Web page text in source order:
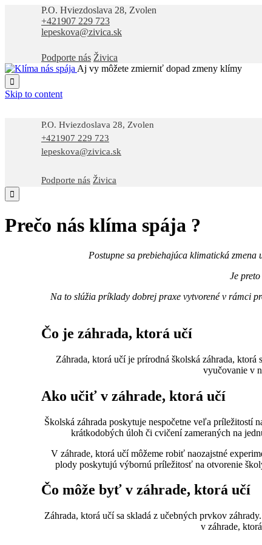
P.O. Hviezdoslava 28, Zvolen
+421907 229 723
lepeskova@zivica.sk
Podporte nás Živica
Aj vy môžete zmierniť dopad zmeny klímy

Skip to content
P.O. Hviezdoslava 28, Zvolen
+421907 229 723
lepeskova@zivica.sk
Podporte nás Živica

Prečo nás klíma spája ?
Postupne sa prebiehajúca klimatická
Je
Na to slúžia príklady dobrej praxe vytvorené v rámci
Čo je záhrada, ktorá učí
Záhrada, ktorá učí je prírodná školská záhrada,
vyučovanie v
Ako učiť v záhrade, ktorá učí
Školská záhrada poskytuje nespočetne veľa príležitostí
krátkodobých úloh či cvičení zameraných na
V záhrade, ktorá učí môžeme robiť naozajstné
plody poskytujú výbornú príležitosť na otvorenie
Čo môže byť v záhrade, ktorá učí
Záhrada, ktorá učí sa skladá z učebných prvkov
v záhrade,